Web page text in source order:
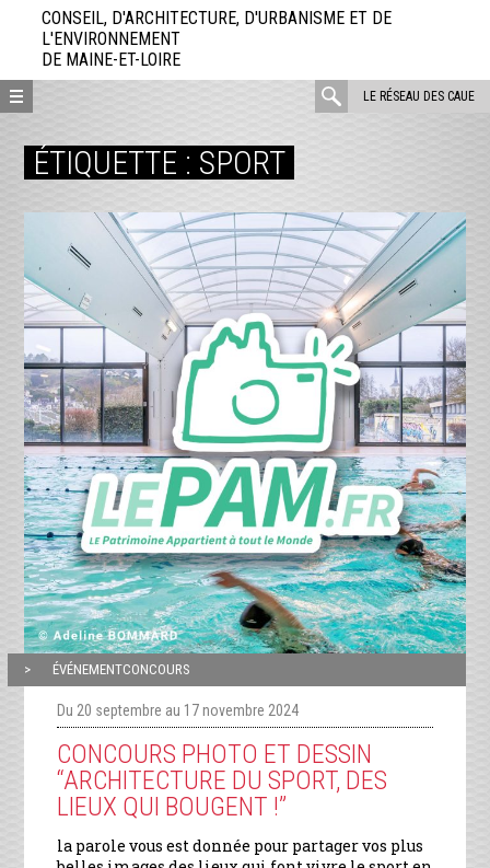
directement
contenu
CONSEIL, D'ARCHITECTURE, D'URBANISME ET DE
L'ENVIRONNEMENT
DE MAINE-ET-LOIRE
LE RÉSEAU DES CAUE
rechercher
ÉTIQUETTE : SPORT
ÉVÉNEMENTCONCOURS
Du 20 septembre au 17 novembre 2024
CONCOURS PHOTO ET DESSIN
“ARCHITECTURE DU SPORT, DES
LIEUX QUI BOUGENT !”
la parole vous est donnée pour partager vos plus